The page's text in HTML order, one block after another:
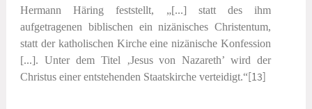
Hermann Häring feststellt, „[...] statt des ihm
aufgetragenen biblischen ein nizänisches Christentum,
statt der katholischen Kirche eine nizänische Konfession
[...]. Unter dem Titel ‚Jesus von Nazareth’ wird der
Christus einer entstehenden Staatskirche verteidigt.“[13]